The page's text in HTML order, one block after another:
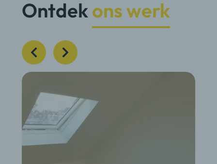
Ontdekons werk